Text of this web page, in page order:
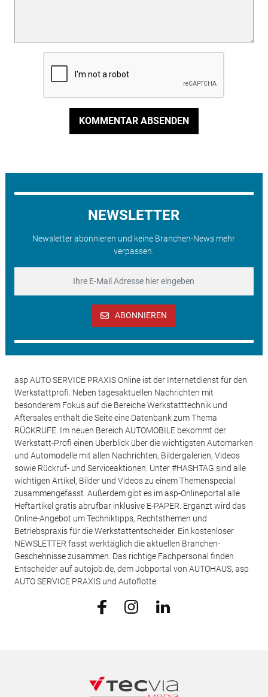
KOMMENTAR ABSENDEN
NEWSLETTER
Newsletter abonnieren und keine Branchen-News mehr
verpassen.
ABONNIEREN
asp AUTO SERVICE PRAXIS Online ist der Internetdienst für den
Werkstattprofi. Neben tagesaktuellen Nachrichten mit
besonderem Fokus auf die Bereiche Werkstatttechnik und
Aftersales enthält die Seite eine Datenbank zum Thema
RÜCKRUFE. Im neuen Bereich AUTOMOBILE bekommt der
Werkstatt-Profi einen Überblick über die wichtigsten Automarken
und Automodelle mit allen Nachrichten, Bildergalerien, Videos
sowie Rückruf- und Serviceaktionen. Unter #HASHTAG sind alle
wichtigen Artikel, Bilder und Videos zu einem Themenspecial
zusammengefasst. Außerdem gibt es im asp-Onlineportal alle
Heftartikel gratis abrufbar inklusive E-PAPER. Ergänzt wird das
Online-Angebot um Techniktipps, Rechtsthemen und
Betriebspraxis für die Werkstattentscheider. Ein kostenloser
NEWSLETTER fasst werktäglich die aktuellen Branchen-
Geschehnisse zusammen. Das richtige Fachpersonal finden
Entscheider auf autojob.de, dem Jobportal von AUTOHAUS, asp
AUTO SERVICE PRAXIS und Autoflotte.